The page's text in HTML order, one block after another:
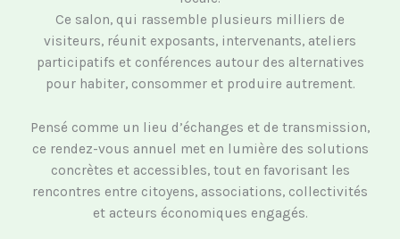
Ce salon, qui rassemble plusieurs milliers de
visiteurs, réunit exposants, intervenants, ateliers
participatifs et conférences autour des alternatives
pour habiter, consommer et produire autrement.
Pensé comme un lieu d’échanges et de transmission,
ce rendez-vous annuel met en lumière des solutions
concrètes et accessibles, tout en favorisant les
rencontres entre citoyens, associations, collectivités
et acteurs économiques engagés.